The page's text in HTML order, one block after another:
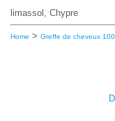
limassol, Chypre
Home > Greffe de cheveux